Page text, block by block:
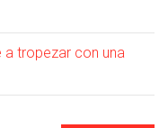
a tropezar con una